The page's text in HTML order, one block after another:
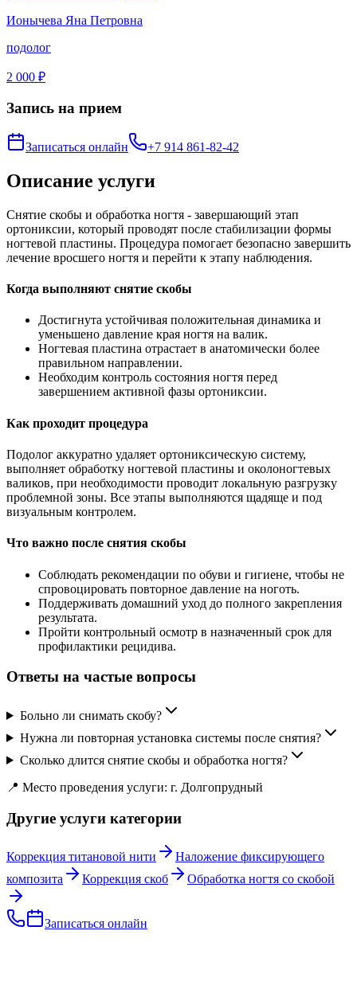
Ионычева Яна Петровна
подолог
2 000 ₽
Запись на прием
Записаться онлайн +7 914 861-82-42
Описание услуги
Снятие скобы и обработка ногтя - завершающий этап
ортониксии, который проводят после стабилизации формы
ногтевой пластины. Процедура помогает безопасно завершить
лечение вросшего ногтя и перейти к этапу наблюдения.
Когда выполняют снятие скобы
Достигнута устойчивая положительная динамика и
уменьшено давление края ногтя на валик.
Ногтевая пластина отрастает в анатомически более
правильном направлении.
Необходим контроль состояния ногтя перед
завершением активной фазы ортониксии.
Как проходит процедура
Подолог аккуратно удаляет ортониксическую систему,
выполняет обработку ногтевой пластины и околоногтевых
валиков, при необходимости проводит локальную разгрузку
проблемной зоны. Все этапы выполняются щадяще и под
визуальным контролем.
Что важно после снятия скобы
Соблюдать рекомендации по обуви и гигиене, чтобы не
спровоцировать повторное давление на ноготь.
Поддерживать домашний уход до полного закрепления
результата.
Пройти контрольный осмотр в назначенный срок для
профилактики рецидива.
Ответы на частые вопросы
Больно ли снимать скобу?
Нужна ли повторная установка системы после снятия?
Сколько длится снятие скобы и обработка ногтя?
📍 Место проведения услуги: г. Долгопрудный
Другие услуги категории
Коррекция титановой нити
Наложение фиксирующего
композита
Коррекция скоб Обработка ногтя со скобой
Записаться онлайн